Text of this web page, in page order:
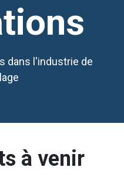
dans l'industrie de
à venir